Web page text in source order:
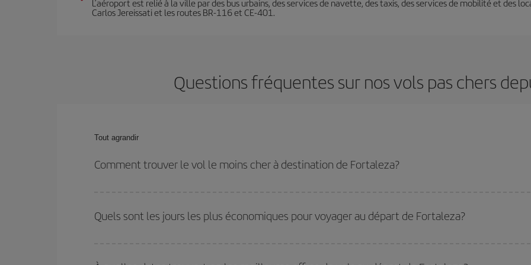
L’aéroport est relié à la ville par des bus urbains, des services de navette, des taxis, des services de mobilité et des
Carlos Jereissati et les routes BR-116 et CE-401.
Questions fréquentes sur nos vols pas chers
Tout agrandir
Comment trouver le vol le moins cher à destination de Fortaleza?
votre aller-retour. Si vous n'avez pas d'idée de destination précise pour votre voyage, jetez un coup œil à nos offres et laissez-
plus économique.
Quels sont les jours les plus économiques pour voyager au départ de Fortaleza?
vous partez, où vous voulez aller et à quelles dates vous aviez prévu de voyager. Nous afficherons les vols les plus